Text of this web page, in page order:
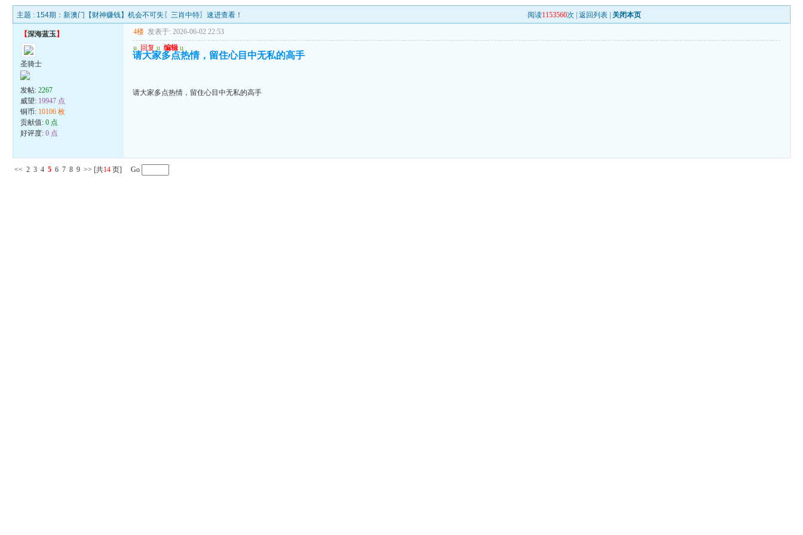
主题 : 154期：新澳门【财神赚钱】机会不可失〖三肖中特〗速进查看！ 阅读1153560次 |返回列表 关闭本页
【深海蓝玉】
圣骑士
发帖:2267
威望: 19947 点
铜币: 10106 枚
贡献值:0 点
好评度:0 点
4楼 发表于: 2026-06-02 22:53
u 回复 u 编辑 u
请大家多点热情，留住心目中无私的高手
请大家多点热情，留住心目中无私的高手
<< 2 3 4 5 6 7 8 9 >> [共14 页] Go